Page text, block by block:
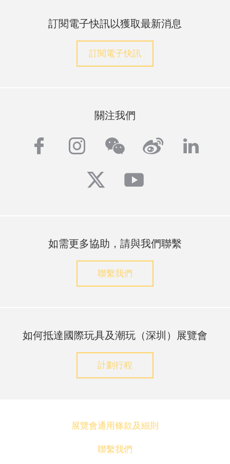
訂閱電子快訊以獲取最新消息
訂閱電子快訊
關注我們
facebook
instagram
wechatweibo
twitteryoutube
如需更多協助，請與我們聯繫
聯繫我們
如何抵達國際玩具及潮玩（深圳）展覽會
計劃行程
展覽會通用條款及細則
聯繫我們